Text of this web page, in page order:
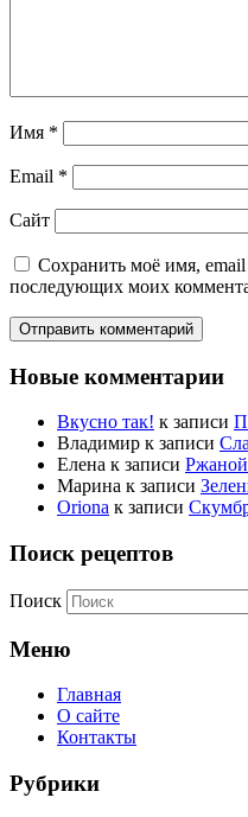
Имя *
Email *
Сайт
Сохранить моё имя, email
последующих моих
Новые комментарии
Вкусно так! к записи
Владимир к записи
Елена к записи Ржаной
Марина к записи
Oriona к записи
Поиск рецептов
Поиск
Меню
Главная
О сайте
Контакты
Рубрики